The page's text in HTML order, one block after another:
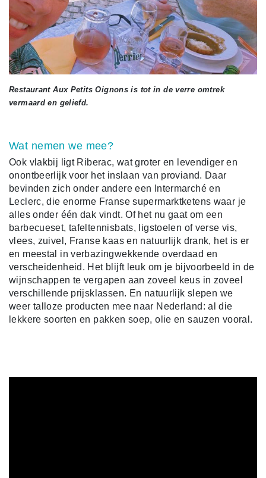
Restaurant Aux Petits Oignons is tot in de verre omtrek
vermaard en geliefd.
Wat nemen we mee?
Ook vlakbij ligt Riberac, wat groter en levendiger en
onontbeerlijk voor het inslaan van proviand. Daar
bevinden zich onder andere een Intermarché en
Leclerc, die enorme Franse supermarktketens waar je
alles onder één dak vindt. Of het nu gaat om een
barbecueset, tafeltennisbats, ligstoelen of verse vis,
vlees, zuivel, Franse kaas en natuurlijk drank, het is er
en meestal in verbazingwekkende overdaad en
verscheidenheid. Het blijft leuk om je bijvoorbeeld in de
wijnschappen te vergapen aan zoveel keus in zoveel
verschillende prijsklassen. En natuurlijk slepen we
weer talloze producten mee naar Nederland: al die
lekkere soorten en pakken soep, olie en sauzen vooral.